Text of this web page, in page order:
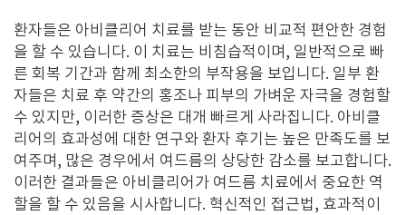
환자들은 아비클리어 치료를 받는 동안 비교적 편안한 경험
을 할 수 있습니다. 이 치료는 비침습적이며, 일반적으로 빠
른 회복 기간과 함께 최소한의 부작용을 보입니다. 일부 환
자들은 치료 후 약간의 홍조나 피부의 가벼운 자극을 경험할
수 있지만, 이러한 증상은 대개 빠르게 사라집니다. 아비클
리어의 효과성에 대한 연구와 환자 후기는 높은 만족도를 보
여주며, 많은 경우에서 여드름의 상당한 감소를 보고합니다.
이러한 결과들은 아비클리어가 여드름 치료에서 중요한 역
할을 할 수 있음을 시사합니다. 혁신적인 접근법, 효과적이